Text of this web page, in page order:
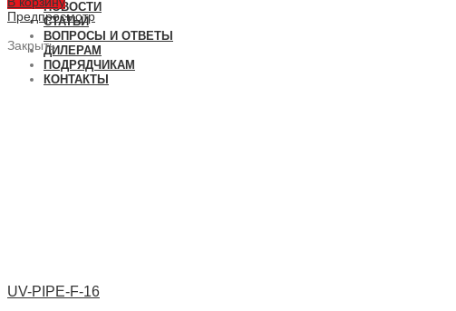
НОВОСТИ
СТАТЬИ
ВОПРОСЫ И ОТВЕТЫ
ДИЛЕРАМ
ПОДРЯДЧИКАМ
КОНТАКТЫ
Предпросмотр
Закрыть
UV-PIPE-F-16